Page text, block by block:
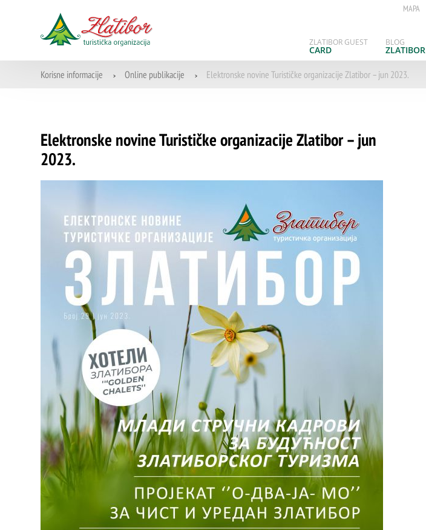
MAPA
ZLATIBOR GUEST
CARD
BLOG
ZLATIBOR
Korisne informacije > Online publikacije > Elektronske novine Turističke organizacije Zlatibor – jun 2023.
Elektronske novine Turističke organizacije Zlatibor – jun
2023.